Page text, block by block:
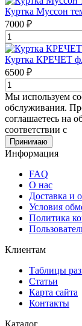
Куртка Муссон
7000 ₽
Куртка КРЕЧЕТ
6500 ₽
Мы используем
обслуживания.
соглашаетесь на
соответствии с
Принимаю
Информация
FAQ
О нас
Доставка и
Условия
Политика
Клиентам
Таблицы
Статьи
Карта сайта
Контакты
Каталог